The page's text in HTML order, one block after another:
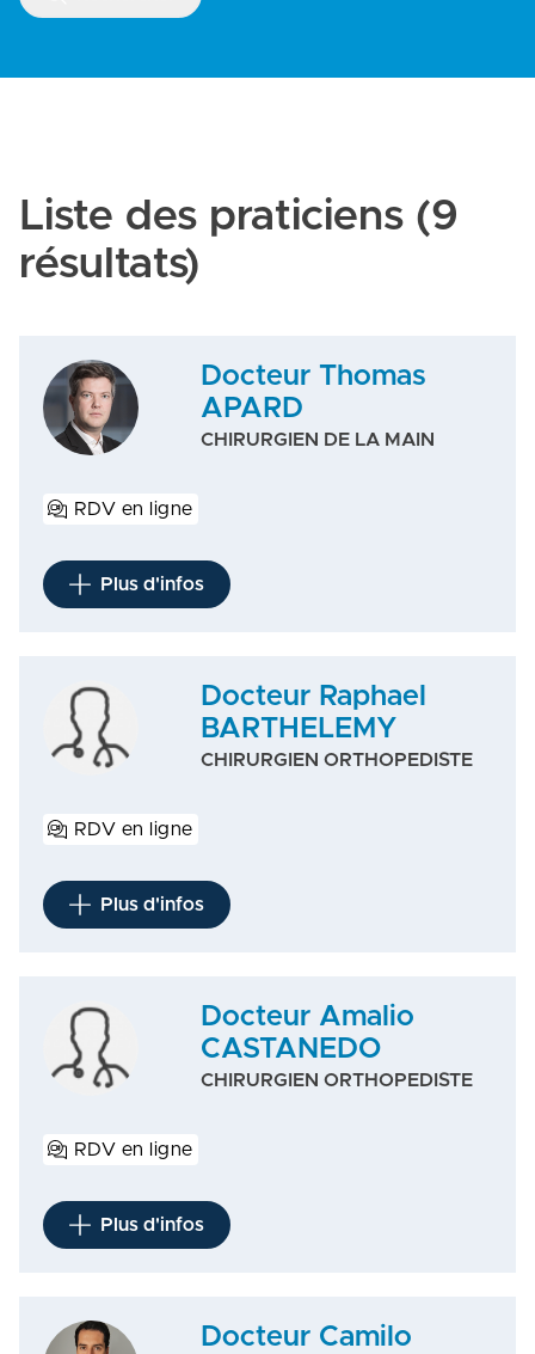
Liste des praticiens (9
résultats)
Docteur Thomas
APARD
CHIRURGIEN DE LA MAIN
RDV en ligne
Plus d'infos
Docteur Raphael
BARTHELEMY
CHIRURGIEN ORTHOPEDISTE
RDV en ligne
Plus d'infos
Docteur Amalio
CASTANEDO
CHIRURGIEN ORTHOPEDISTE
RDV en ligne
Plus d'infos
Docteur Camilo